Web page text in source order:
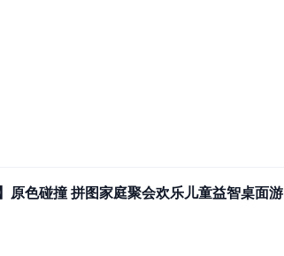
原色碰撞 拼图家庭聚会欢乐儿童益智桌面游